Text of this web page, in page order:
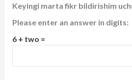
Keyingi marta fikr bildirishim
Please enter an answer in digits:
6 + two =